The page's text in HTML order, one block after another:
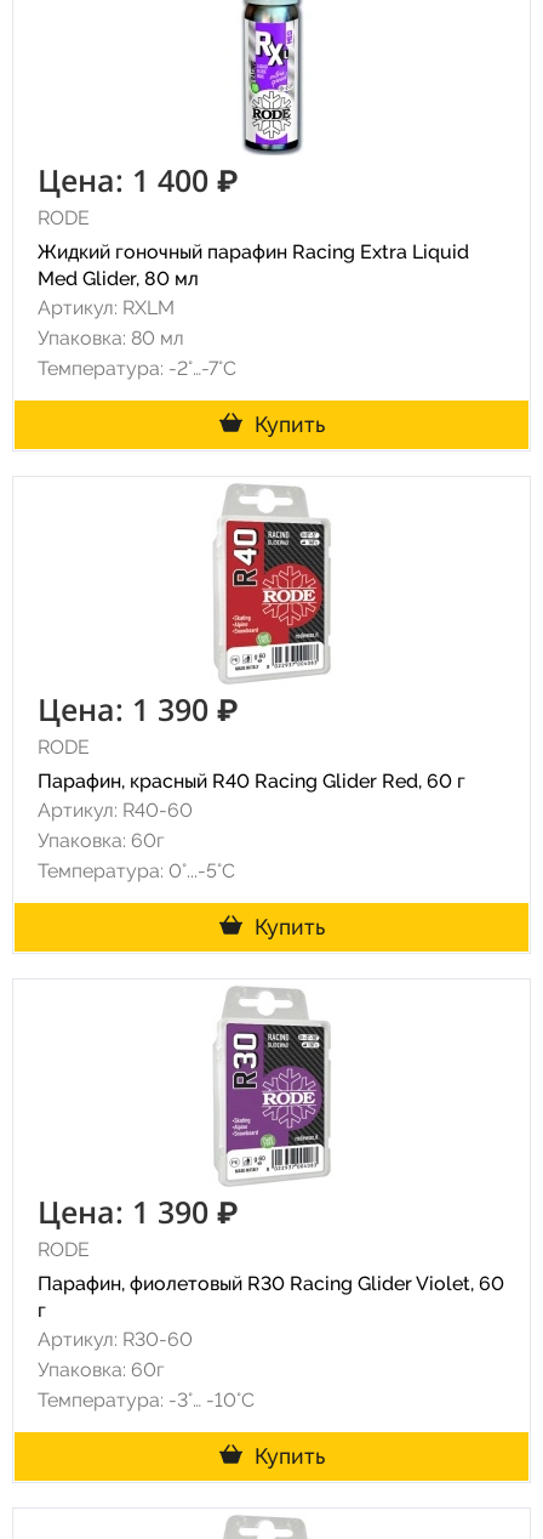
Цена: 1 400 ₽
RODE
Жидкий гоночный парафин Racing Extra Liquid
Med Glider, 80 мл
Артикул: RXLM
Упаковка: 80 мл
Температура: -2°…-7°C
Купить
Цена: 1 390 ₽
RODE
Парафин, красный R40 Racing Glider Red, 60 г
Артикул: R40-60
Упаковка: 60г
Температура: 0°...-5°С
Купить
Цена: 1 390 ₽
RODE
Парафин, фиолетовый R30 Racing Glider Violet, 60
г
Артикул: R30-60
Упаковка: 60г
Температура: -3°… -10°С
Купить